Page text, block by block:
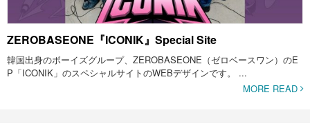
ZEROBASEONE『ICONIK』Special Site
韓国出身のボーイズグループ、ZEROBASEONE（ゼロベースワン）のE
P「ICONIK」のスペシャルサイトのWEBデザインです。 ...
MORE READ